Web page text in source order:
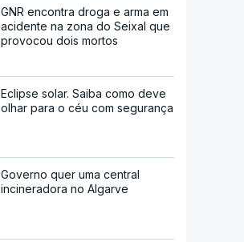
GNR encontra droga e arma em
acidente na zona do Seixal que
provocou dois mortos
Eclipse solar. Saiba como deve
olhar para o céu com segurança
Governo quer uma central
incineradora no Algarve